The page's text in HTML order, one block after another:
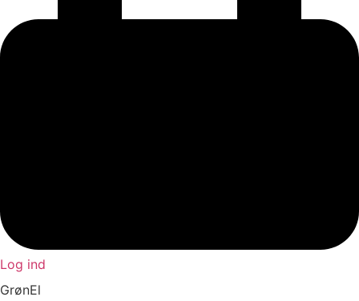
Log ind
GrønEl